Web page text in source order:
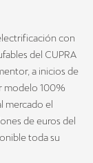
con
del CUPRA
a inicios de
modelo 100%
mercado el
de euros del
toda su